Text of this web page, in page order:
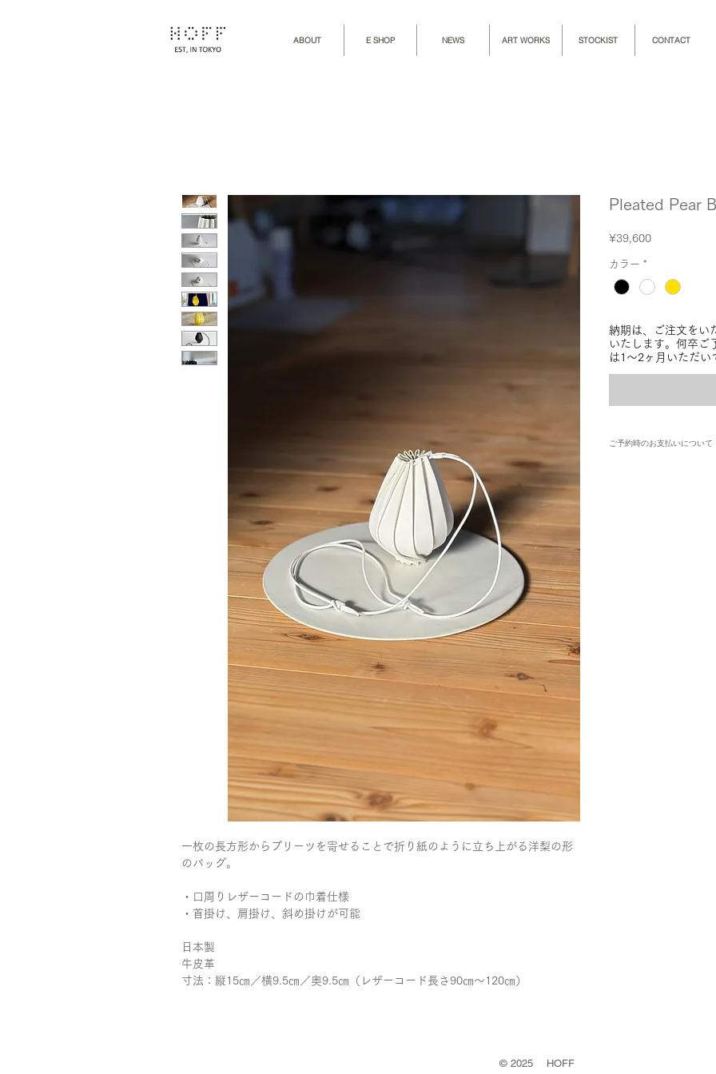
ABOUT E SHOP NEWS ART WORKS STOCKIST CONTACT
一枚の長方形からプリーツを寄せることで折り紙のように立ち上がる洋梨の形
のバッグ。
・口周りレザーコードの巾着仕様
・首掛け、肩掛け、斜め掛けが可能
日本製
牛皮革
寸法：縦15㎝／横9.5㎝／奥9.5㎝（レザーコード長さ90㎝〜120㎝）
Pleated Pear
¥39,600Price
カラー *
納期は、ご注文をい
いたします。何卒ご
は1～2ヶ月いただい
ご予約時のお支払いについて
©2025 HOFF